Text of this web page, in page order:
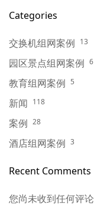
Categories
交换机组网案例 13
园区景点组网案例 6
教育组网案例 5
新闻 118
案例 28
酒店组网案例 3
Recent Comments
您尚未收到任何评论